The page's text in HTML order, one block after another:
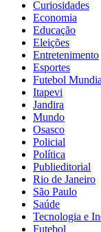
Curiosidades
Economia
Educação
Eleições
Entretenimento
Esportes
Futebol
Itapevi
Jandira
Mundo
Osasco
Policial
Política
Publieditorial
Rio de Janeiro
São Paulo
Saúde
Tecnologia e
Futebol